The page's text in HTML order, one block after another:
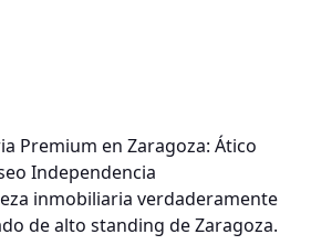
Premium en Zaragoza: Ático
Independencia
inmobiliaria verdaderamente
de alto standing de Zaragoza.